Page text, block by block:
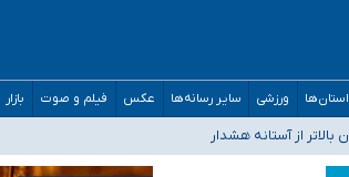
استان‌ها ورزشی سایر رسانه‌ها عکس فیلم و صوت بازار
نظامی دافوس آجا
از آستانه هشدار